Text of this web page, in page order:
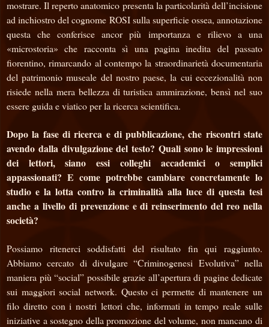
mostrare. Il reperto anatomico presenta la particolarità dell’incisione
ad inchiostro del cognome ROSI sulla superficie ossea, annotazione
questa che conferisce ancor più importanza e rilievo a una
«microstoria» che racconta sì una pagina inedita del passato
fiorentino, rimarcando al contempo la straordinarietà documentaria
del patrimonio museale del nostro paese, la cui eccezionalità non
risiede nella mera bellezza di turistica ammirazione, bensì nel suo
essere guida e viatico per la ricerca scientifica.
Dopo la fase di ricerca e di pubblicazione, che riscontri state
avendo dalla divulgazione del testo? Quali sono le impressioni
dei lettori, siano essi colleghi accademici o semplici
appassionati? E come potrebbe cambiare concretamente lo
studio e la lotta contro la criminalità alla luce di questa tesi
anche a livello di prevenzione e di reinserimento del reo nella
società?
Possiamo ritenerci soddisfatti del risultato fin qui raggiunto.
Abbiamo cercato di divulgare “Criminogenesi Evolutiva” nella
maniera più “social” possibile grazie all’apertura di pagine dedicate
sui maggiori social network. Questo ci permette di mantenere un
filo diretto con i nostri lettori che, informati in tempo reale sulle
iniziative a sostegno della promozione del volume, non mancano di